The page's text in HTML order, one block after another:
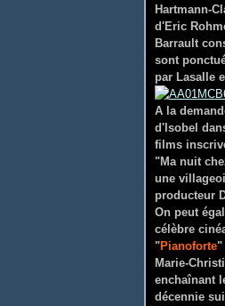
Hartmann-
d'Eric
Barrault
sont
par Lasalle
A la
d'Isobel
films
"Ma nuit
une
producteur
On peut
célèbre
"Pianoforte"
Marie-
enchaînant
décennie